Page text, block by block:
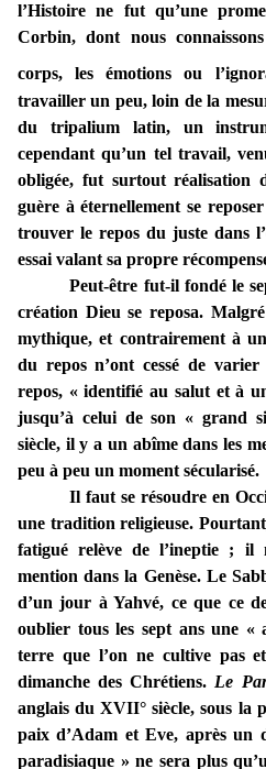
l’Histoire ne fut qu’une
Corbin, dont nous
corps, les émotions ou
travailler un peu, loin de la
du tripalium latin, un
cependant qu’un tel travail,
obligée, fut surtout réalisation
guère à éternellement se
trouver le repos du juste dans
essai valant sa propre
Peut-être fut-il fondé le
création Dieu se reposa.
mythique, et contrairement à
du repos n’ont cessé de
repos, « identifié au salut et à
jusqu’à celui de son « grand
siècle, il y a un abîme dans les
peu à peu un moment sécularisé.
Il faut se résoudre en
une tradition religieuse.
fatigué relève de l’ineptie ; il
mention dans la Genèse. Le
d’un jour à Yahvé, ce que ce
oublier tous les sept ans une «
terre que l’on ne cultive pas
dimanche des Chrétiens. Le
anglais du XVII° siècle, sous la
paix d’Adam et Eve, après un
paradisiaque » ne sera plus